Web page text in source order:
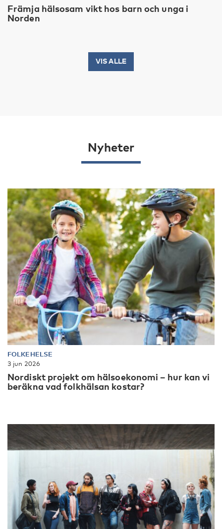
Främja hälsosam vikt hos barn och unga i
Norden
VIS ALLE
Nyheter
FOLKEHELSE
3 jun 2026
Nordiskt projekt om hälsoekonomi – hur kan vi
beräkna vad folkhälsan kostar?